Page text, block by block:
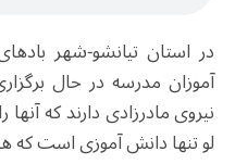
در استان تیانشو-شهر
آموزان مدرسه در حال
نیروی مادرزادی دارند که
لو تنها دانش آموزی است که